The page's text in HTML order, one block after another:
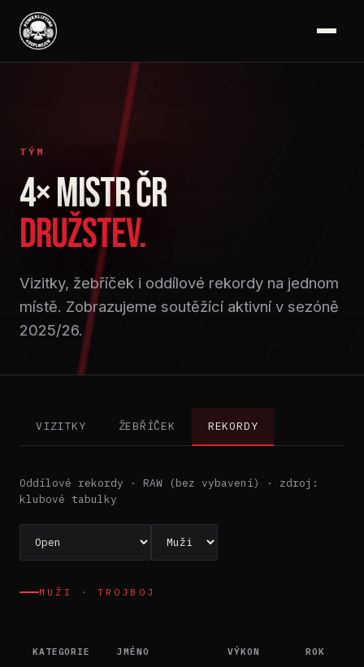
TÝM
4× MISTR ČR
DRUŽSTEV.
Vizitky, žebříček i oddílové rekordy na jednom
místě. Zobrazujeme soutěžící aktivní v sezóně
2025/26.
VIZITKY ŽEBŘÍČEK REKORDY
Oddílové rekordy · RAW (bez vybavení) · zdroj:
klubové tabulky
MUŽI · TROJBOJ
KATEGORIE JMÉNO VÝKON ROK